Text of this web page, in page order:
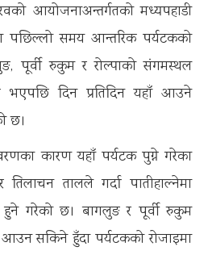
आयोजनाअन्तर्गतको मध्यपहाडी
पछिल्लो समय आन्तरिक पर्यटकको
पूर्वी रुकुम र रोल्पाको संगमस्थल
भएपछि दिन प्रतिदिन यहाँ आउने
छ।
कारण यहाँ पर्यटक पुग्ने गरेका
तालले गर्दा पातीहाल्नेमा
गरेको छ। बागलुङ र पूर्वी रुकुम
सकिने हुँदा पर्यटकको रोजाइमा